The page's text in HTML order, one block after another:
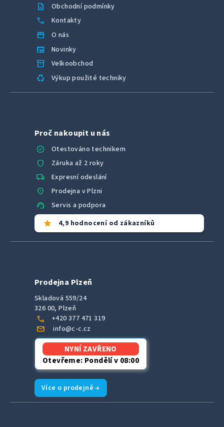
description Obchodní podmínky
call Kontakty
storefront O nás
newspaper Novinky
inventory_2 Velkoobchod
recycling Výkup použité techniky
Proč nakoupit u nás
verified
Otestováno technikem
shield Záruka až 2 roky
local_shipping Expresní odeslání
location_on Prodejna v Plzni
support_agent Servis a podpora
star 4,9 hodnocení od zákazníků
Prodejna Plzeň
Skladová 559/24
326 00, Plzeň
call +420 377 471 319
mail info@c-c.cz
NYNÍ ZAVŘENO
Otevřeme: Pondělí v 08:00
Více o prodejně →